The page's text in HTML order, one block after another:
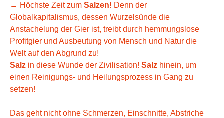
→ Höchste Zeit zum Salzen! Denn der
Globalkapitalismus, dessen Wurzelsünde die
Anstachelung der Gier ist, treibt durch hemmungslose
Profitgier und Ausbeutung von Mensch und Natur die
Welt auf den Abgrund zu!
Salz in diese Wunde der Zivilisation! Salz hinein, um
einen Reinigungs- und Heilungsprozess in Gang zu
setzen!
Das geht nicht ohne Schmerzen, Einschnitte, Abstriche